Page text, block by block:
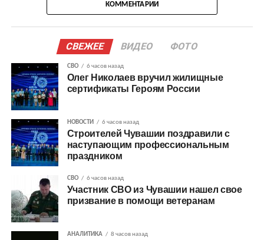
КОММЕНТАРИИ
СВЕЖЕЕ ВИДЕО ФОТО
СВО 6 часов назад
Олег Николаев вручил жилищные
сертификаты Героям России
НОВОСТИ 6 часов назад
Строителей Чувашии поздравили с
наступающим профессиональным
праздником
СВО 6 часов назад
Участник СВО из Чувашии нашел свое
призвание в помощи ветеранам
АНАЛИТИКА 8 часов назад